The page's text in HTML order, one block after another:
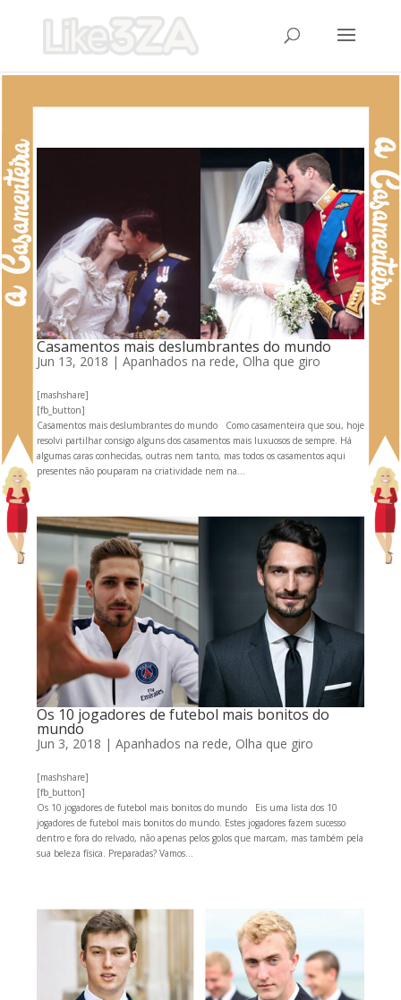
Casamentos mais deslumbrantes do mundo
Jun 13, 2018 | Apanhados na rede, Olha que giro
[mashshare]
[fb_button]
Casamentos mais deslumbrantes do mundo Como casamenteira que sou, hoje
resolvi partilhar consigo alguns dos casamentos mais luxuosos de sempre. Há
algumas caras conhecidas, outras nem tanto, mas todos os casamentos aqui
presentes não pouparam na criatividade nem na...
Os 10 jogadores de futebol mais bonitos do
mundo
Jun 3, 2018 | Apanhados na rede, Olha que giro
[mashshare]
[fb_button]
Os 10 jogadores de futebol mais bonitos do mundo Eis uma lista dos 10
jogadores de futebol mais bonitos do mundo. Estes jogadores fazem sucesso
dentro e fora do relvado, não apenas pelos golos que marcam, mas também pela
sua beleza física. Preparadas? Vamos...